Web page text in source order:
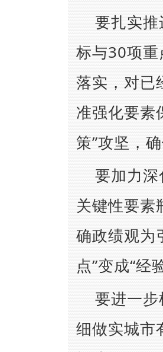
要扎实
标与30项
落实，对已
准强化要素
策”攻坚，
要加力
关键性要素
确政绩观为
点”变成“经
要进一
细做实城市